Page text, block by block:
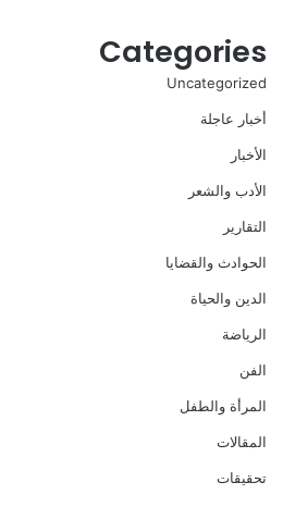
Categories
Uncategorized
أخبار عاجلة
الأخبار
الأدب والشعر
التقارير
الحوادث والقضايا
الدين والحياة
الرياضة
الفن
المرأة والطفل
المقالات
تحقيقات